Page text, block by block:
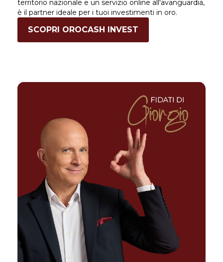
territorio nazionale e un servizio online all'avanguardia,
è il partner ideale per i tuoi investimenti in oro.
SCOPRI OROCASH INVEST